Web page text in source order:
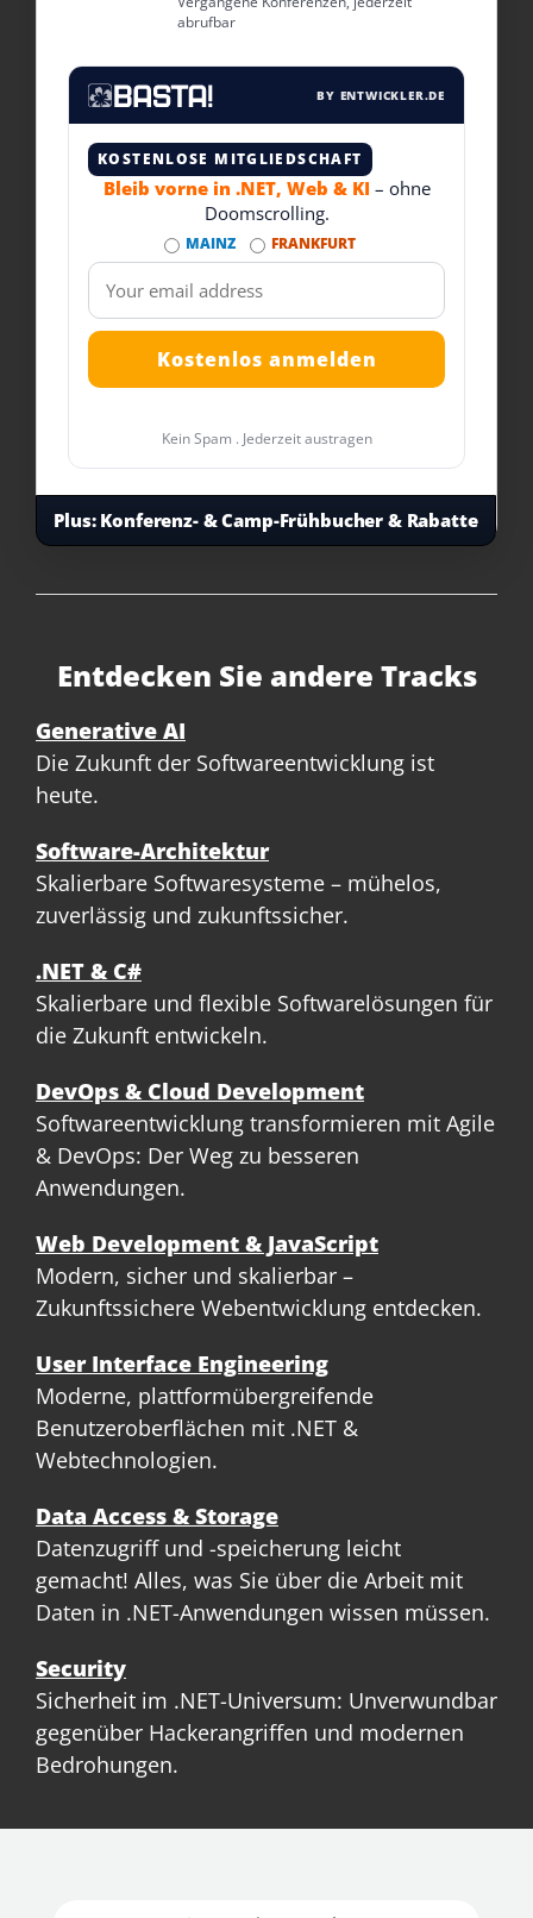
abrufbar
BY ENTWICKLER.DE
KOSTENLOSE MITGLIEDSCHAFT
Bleib vorne in .NET, Web & KI – ohne
Doomscrolling.
MAINZ FRANKFURT
Kein Spam . Jederzeit austragen
Plus:Konferenz- & Camp-Frühbucher & Rabatte
Entdecken Sie andere Tracks
Generative AI
Die Zukunft der Softwareentwicklung ist
heute.
Software-Architektur
Skalierbare Softwaresysteme – mühelos,
zuverlässig und zukunftssicher.
.NET & C#
Skalierbare und flexible Softwarelösungen für
die Zukunft entwickeln.
DevOps & Cloud Development
Softwareentwicklung transformieren mit Agile
& DevOps: Der Weg zu besseren
Anwendungen.
Web Development & JavaScript
Modern, sicher und skalierbar –
Zukunftssichere Webentwicklung entdecken.
User Interface Engineering
Moderne, plattformübergreifende
Benutzeroberflächen mit .NET &
Webtechnologien.
Data Access & Storage
Datenzugriff und -speicherung leicht
gemacht! Alles, was Sie über die Arbeit mit
Daten in .NET-Anwendungen wissen müssen.
Security
Sicherheit im .NET-Universum: Unverwundbar
gegenüber Hackerangriffen und modernen
Bedrohungen.